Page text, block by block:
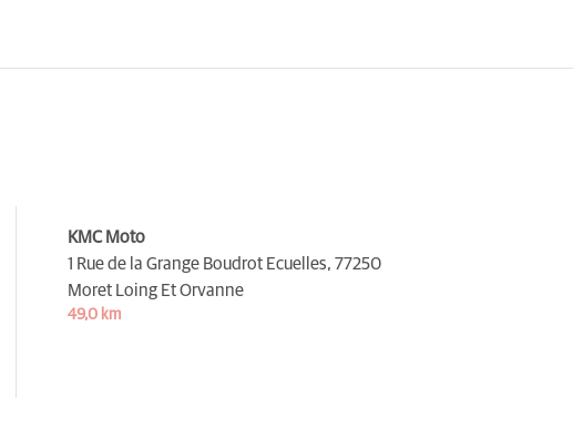
KMC Moto
1 Rue de la Grange Boudrot Ecuelles, 77250
Moret Loing Et Orvanne
49,0 km